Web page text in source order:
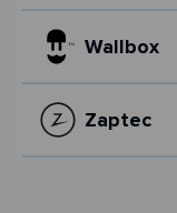
Wallbox
Zaptec